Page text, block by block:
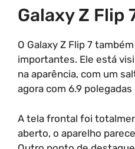
Galaxy Z Flip
O Galaxy Z Flip 7
importantes. Ele está
na aparência, com um
agora com 6.9
A tela frontal foi
aberto, o aparelho